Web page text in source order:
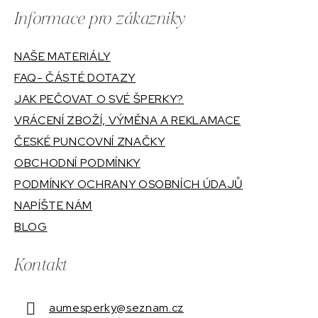
Informace pro zákazníky
NAŠE MATERIÁLY
FAQ- ČÁSTÉ DOTAZY
JAK PEČOVAT O SVÉ ŠPERKY?
VRÁCENÍ ZBOŽÍ, VÝMĚNA A REKLAMACE
ČESKÉ PUNCOVNÍ ZNAČKY
OBCHODNÍ PODMÍNKY
PODMÍNKY OCHRANY OSOBNÍCH ÚDAJŮ
NAPÍŠTE NÁM
BLOG
Kontakt
aumesperky@seznam.cz